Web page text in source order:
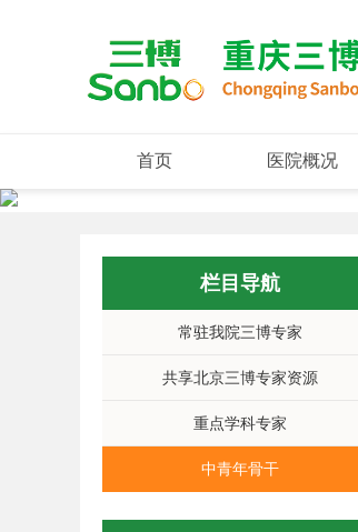
首页 医院概况
栏目导航
常驻我院三博专家
共享北京三博专家资源
重点学科专家
中青年骨干